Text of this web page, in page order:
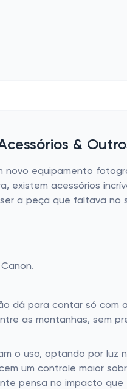
&
novo equipamento
existem acessórios
a peça que faltava no
dá para contar só
as montanhas, sem
o uso, optando por luz
um controle maior
pensa no impacto que